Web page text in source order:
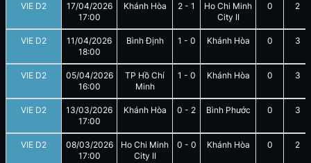
VIE D2
17/04/2026
17:00
Khánh Hòa 2 - 1
Ho Chi Minh
City II
0 2
VIE D2
11/04/2026
18:00
Bình Định 1 - 0 Khánh Hòa 0 3
VIE D2
05/04/2026
16:00
TP Hồ Chí
Minh
1 - 0 Khánh Hòa 0 3
VIE D2
13/03/2026
17:00
Khánh Hòa 0 - 2 Bình Phước 0 3
VIE D2
08/03/2026
17:00
Ho Chi Minh
City II
0 - 0 Khánh Hòa 0 2